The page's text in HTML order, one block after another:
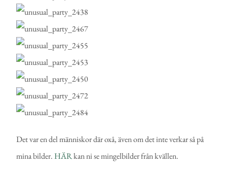
Det var en del människor där oxå, även om det inte verkar så på
mina bilder. HÄRkan ni se mingelbilder från kvällen.